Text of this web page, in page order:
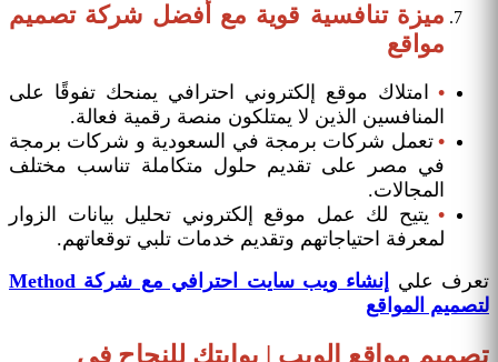
ميزة تنافسية قوية مع أفضل شركة تصميم
مواقع
•
امتلاك موقع إلكتروني احترافي يمنحك تفوقًا على
المنافسين الذين لا يمتلكون منصة رقمية فعالة.
• تعمل شركات برمجة في السعودية و شركات برمجة
في مصر على تقديم حلول متكاملة تناسب مختلف
المجالات.
• يتيح لك عمل موقع إلكتروني تحليل بيانات الزوار
لمعرفة احتياجاتهم وتقديم خدمات تلبي توقعاتهم.
تعرف علي
إنشاء ويب سايت احترافي مع شركة Method
لتصميم المواقع
تصميم مواقع الويب | بوابتك للنجاح في